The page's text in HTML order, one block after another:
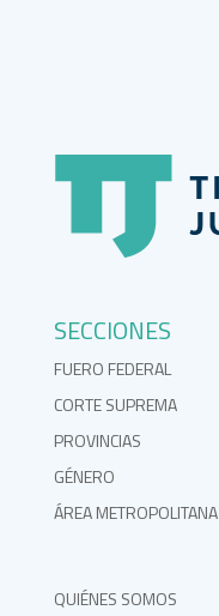
SECCIONES
FUERO FEDERAL
CORTE SUPREMA
PROVINCIAS
GÉNERO
ÁREA METROPOLITANA
QUIÉNES SOMOS